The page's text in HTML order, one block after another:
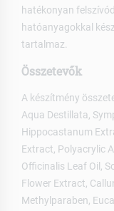
hatékonyan
hatóanyagokkal
tartalmaz.
Összetevők
A készítmény
Aqua Destillata,
Hippocastanum
Extract, Polyacrylic
Officinalis Leaf Oil,
Flower Extract,
Methylparaben,